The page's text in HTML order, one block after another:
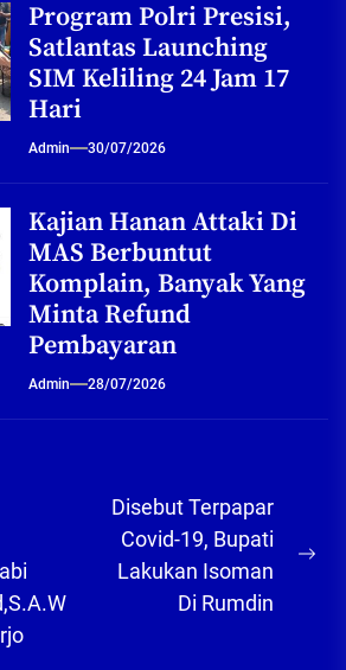
Program Polri Presisi,
Satlantas Launching
SIM Keliling 24 Jam 17
Hari
Admin 30/07/2026
Kajian Hanan Attaki Di
MAS Berbuntut
Komplain, Banyak Yang
Minta Refund
Pembayaran
Admin 28/07/2026
Disebut Terpapar
Covid-19, Bupati
Lakukan Isoman
Di Rumdin